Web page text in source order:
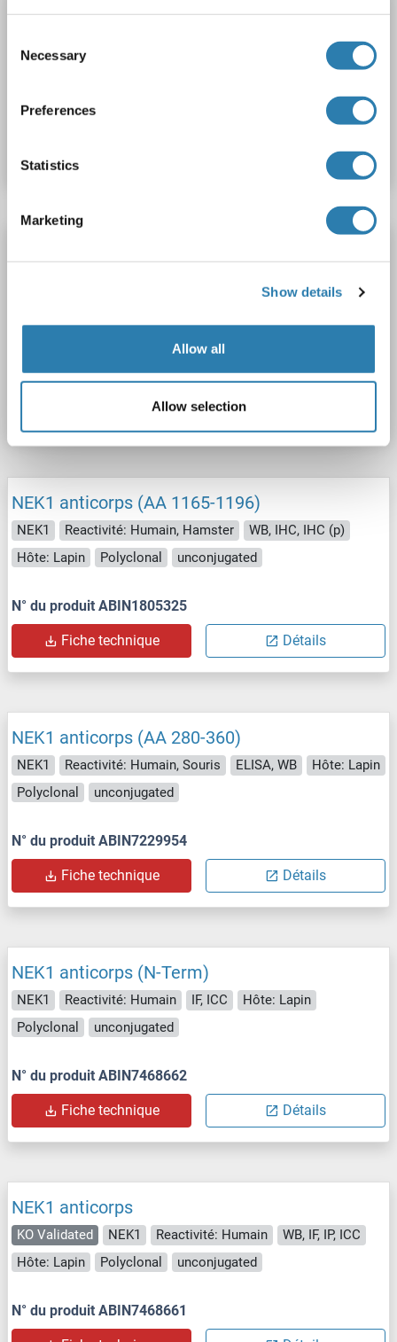
Selection
Necessary
Preferences
Statistics
Marketing
Show details
Allow all
Allow selection
NEK1 anticorps (AA 301-400) (Cy3)
Hôte: Lapin
N° du produit ABIN907941
350)
WB, IF (cc), IF (p)
Hôte: Lapin
Polyclonal AbBy Fluor® 350
N° du produit ABIN907930
Fiche technique
NEK1 anticorps (AA 1165-1196)
NEK1 Reactivité: Humain, Hamster
WB, IHC, IHC (p)
Hôte: Lapin
Polyclonal unconjugated
N° du produit ABIN1805325
Fiche technique Détails
NEK1 anticorps (AA 280-360)
NEK1 Reactivité: Humain, Souris ELISA, WB
Hôte: Lapin
Polyclonal
unconjugated
N° du produit ABIN7229954
Fiche technique Détails
NEK1 anticorps (N-Term)
NEK1 Reactivité: Humain IF, ICC
Hôte: Lapin
Polyclonal
unconjugated
N° du produit ABIN7468662
Fiche technique Détails
NEK1 anticorps
KO Validated NEK1 Reactivité: Humain
WB, IF, IP, ICC
Hôte: Lapin
Polyclonal unconjugated
N° du produit ABIN7468661